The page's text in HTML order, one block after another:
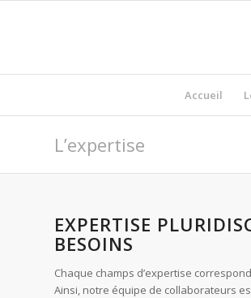
Accueil
L’expertise
EXPERTISE
BESOINS
Chaque champs d’expertise
Ainsi, notre équipe de collaborateurs